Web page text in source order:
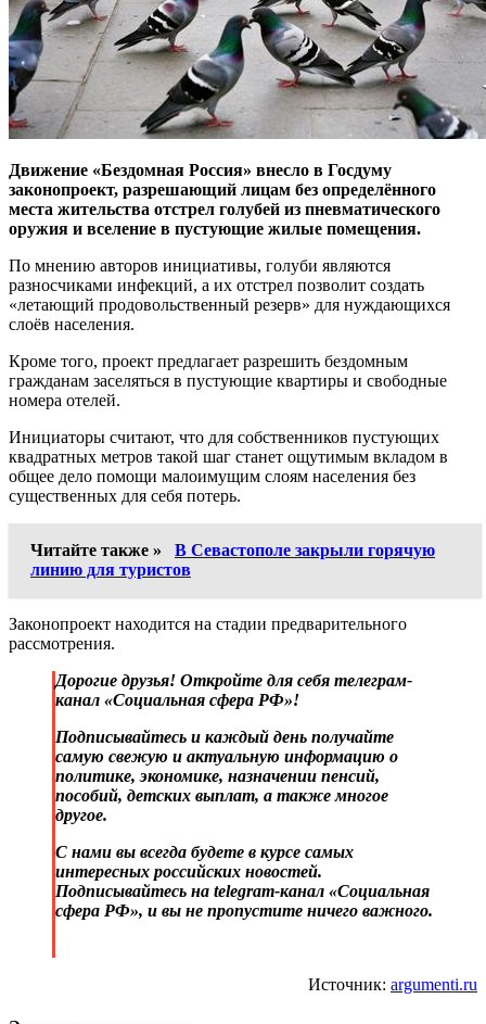
Движение «Бездомная Россия» внесло в Госдуму
законопроект, разрешающий лицам без определённого
места жительства отстрел голубей из пневматического
оружия и вселение в пустующие жилые помещения.
По мнению авторов инициативы, голуби являются
разносчиками инфекций, а их отстрел позволит создать
«летающий продовольственный резерв» для нуждающихся
слоёв населения.
Кроме того, проект предлагает разрешить бездомным
гражданам заселяться в пустующие квартиры и свободные
номера отелей.
Инициаторы считают, что для собственников пустующих
квадратных метров такой шаг станет ощутимым вкладом в
общее дело помощи малоимущим слоям населения без
существенных для себя потерь.
Читайте также »
В Севастополе закрыли горячую
линию для туристов
Законопроект находится на стадии предварительного
рассмотрения.
Дорогие друзья! Откройте для себя телеграм-
канал «Социальная сфера РФ»!
Подписывайтесь и каждый день получайте
самую свежую и актуальную информацию о
политике, экономике, назначении пенсий,
пособий, детских выплат, а также многое
другое.
С нами вы всегда будете в курсе самых
интересных российских новостей.
Подписывайтесь на telegram-канал «Социальная
сфера РФ», и вы не пропустите ничего важного.
Источник: argumenti.ru